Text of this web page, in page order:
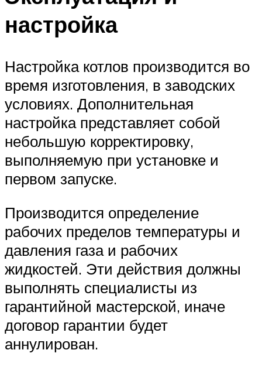
настройка
Настройка котлов производится во
время изготовления, в заводских
условиях. Дополнительная
настройка представляет собой
небольшую корректировку,
выполняемую при установке и
первом запуске.
Производится определение
рабочих пределов температуры и
давления газа и рабочих
жидкостей. Эти действия должны
выполнять специалисты из
гарантийной мастерской, иначе
договор гарантии будет
аннулирован.